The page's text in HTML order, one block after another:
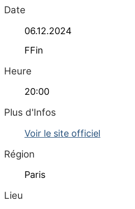
Date
06.12.2024
FFin
Heure
20:00
Plus d'Infos
Voir le site officiel
Région
Paris
Lieu